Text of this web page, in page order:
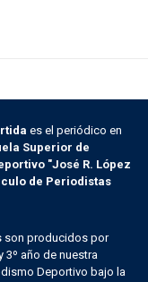
es el periódico en
Superior de
"José R. López
de Periodistas
son producidos por
3º año de nuestra
Deportivo bajo la